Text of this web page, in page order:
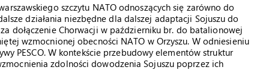
szczytu NATO odnoszących się zarówno do
działania niezbędne dla dalszej adaptacji Sojuszu do
dołączenie Chorwacji w październiku br. do batalionowej
wzmocnionej obecności NATO w Orzyszu. W odniesieniu
PESCO. W kontekście przebudowy elementów struktur
zdolności dowodzenia Sojuszu poprzez ich